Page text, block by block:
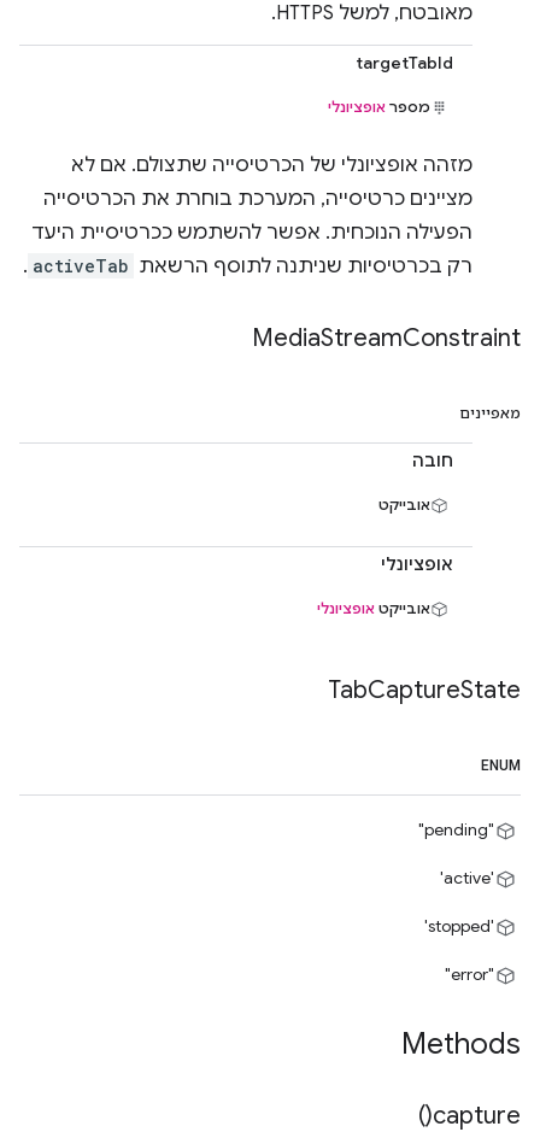
מאובטח, למשל HTTPS.
targetTabId
מספר אופציונלי
מזהה אופציונלי של הכרטיסייה שתצולם. אם לא
מציינים כרטיסייה, המערכת בוחרת את הכרטיסייה
הפעילה הנוכחית. אפשר להשתמש ככרטיסיית היעד
רק בכרטיסיות שניתנה לתוסף הרשאת activeTab
.
MediaStreamConstraint
מאפיינים
חובה
אובייקט
אופציונלי
אובייקט אופציונלי
TabCaptureState
ENUM
"pending"
'active'
'stopped'
"error"
Methods
capture(
)